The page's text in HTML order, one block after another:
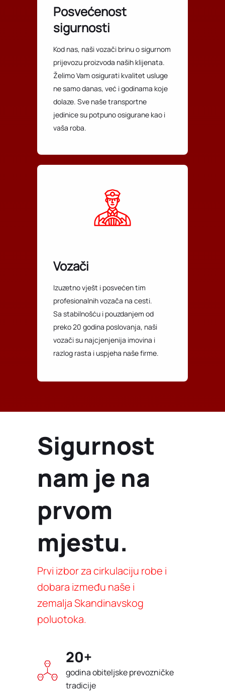
Posvećenost
sigurnosti
Kod nas, naši vozači brinu o sigurnom
prijevozu proizvoda naših klijenata.
Želimo Vam osigurati kvalitet usluge
ne samo danas, već i godinama koje
dolaze. Sve naše transportne
jedinice su potpuno osigurane kao i
vaša roba.
Vozači
Izuzetno vješt i posvećen tim
profesionalnih vozača na cesti.
Sa stabilnošću i pouzdanjem od
preko 20 godina poslovanja, naši
vozači su najcjenjenija imovina i
razlog rasta i uspjeha naše firme.
Sigurnost
nam je na
prvom
mjestu.
Prvi izbor za cirkulaciju robe i
dobara između naše i
zemalja Skandinavskog
poluotoka.
20+
godina obiteljske prevozničke
tradicije